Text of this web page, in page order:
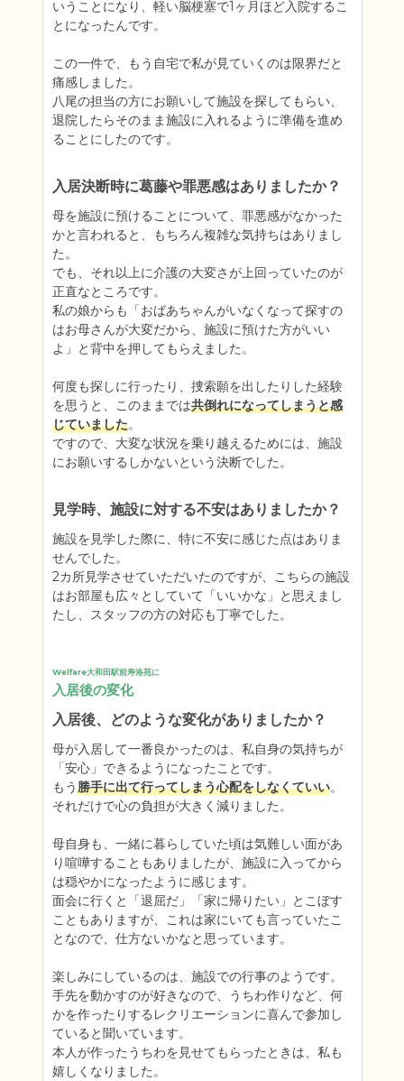
いうことになり、軽い脳梗塞で1ヶ月ほど入院するこ
とになったんです。
この一件で、もう自宅で私が見ていくのは限界だと
痛感しました。
八尾の担当の方にお願いして施設を探してもらい、
退院したらそのまま施設に入れるように準備を進め
ることにしたのです。
入居決断時に葛藤や罪悪感はありましたか？
母を施設に預けることについて、罪悪感がなかった
かと言われると、もちろん複雑な気持ちはありまし
た。
でも、それ以上に介護の大変さが上回っていたのが
正直なところです。
私の娘からも「おばあちゃんがいなくなって探すの
はお母さんが大変だから、施設に預けた方がいい
よ」と背中を押してもらえました。
何度も探しに行ったり、捜索願を出したりした経験
を思うと、このままでは共倒れになってしまうと感
じていました。
ですので、大変な状況を乗り越えるためには、施設
にお願いするしかないという決断でした。
見学時、施設に対する不安はありましたか？
施設を見学した際に、特に不安に感じた点はありま
せんでした。
2カ所見学させていただいたのですが、こちらの施設
はお部屋も広々としていて「いいかな」と思えまし
たし、スタッフの方の対応も丁寧でした。
Welfare大和田駅前寿洛苑に
入居後の変化
入居後、どのような変化がありましたか？
母が入居して一番良かったのは、私自身の気持ちが
「安心」できるようになったことです。
もう勝手に出て行ってしまう心配をしなくていい。
それだけで心の負担が大きく減りました。
母自身も、一緒に暮らしていた頃は気難しい面があ
り喧嘩することもありましたが、施設に入ってから
は穏やかになったように感じます。
面会に行くと「退屈だ」「家に帰りたい」とこぼす
こともありますが、これは家にいても言っていたこ
となので、仕方ないかなと思っています。
楽しみにしているのは、施設での行事のようです。
手先を動かすのが好きなので、うちわ作りなど、何
かを作ったりするレクリエーションに喜んで参加し
ていると聞いています。
本人が作ったうちわを見せてもらったときは、私も
嬉しくなりました。